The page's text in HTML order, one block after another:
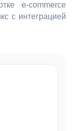
e-commerce
с интеграцией